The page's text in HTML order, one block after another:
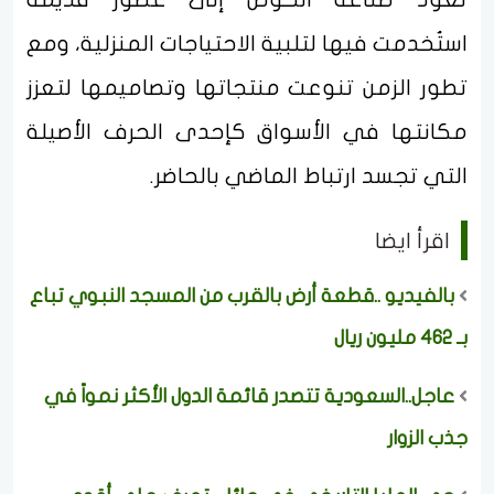
استُخدمت فيها لتلبية الاحتياجات المنزلية، ومع
تطور الزمن تنوعت منتجاتها وتصاميمها لتعزز
مكانتها في الأسواق كإحدى الحرف الأصيلة
التي تجسد ارتباط الماضي بالحاضر.
اقرأ ايضا
بالفيديو ..قطعة أرض بالقرب من المسجد النبوي تباع
بـ 462 مليون ريال
عاجل..السعودية تتصدر قائمة الدول الأكثر نمواً في
جذب الزوار